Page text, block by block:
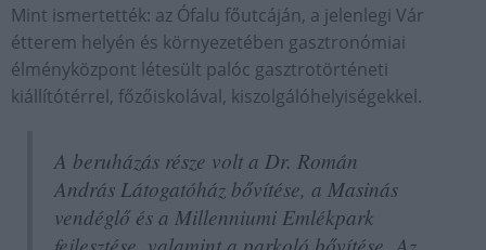
Mint ismertették: az Ófalu főutcáján, a jelenlegi Vár
étterem helyén és környezetében gasztronómiai
élményközpont létesült palóc gasztrotörténeti
kiállítótérrel, főzőiskolával, kiszolgálóhelyiségekkel.
A beruházás része volt a Dr. Román
András Látogatóház bővítése, a Masinás
vendéglő és a Millenniumi Emlékpark